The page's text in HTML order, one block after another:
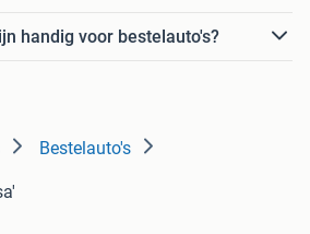
handig voor bestelauto's?
Bestelauto's